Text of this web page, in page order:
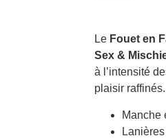
Le Fouet en
Sex &
à l’intensité
plaisir raffinés.
Manche